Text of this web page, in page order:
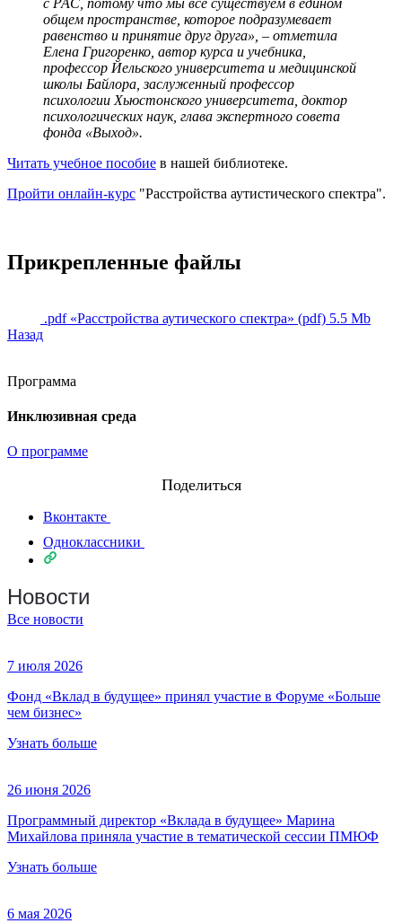
общем пространстве, которое подразумевает
равенство и принятие друг друга», – отметила
Елена Григоренко, автор курса и учебника,
профессор Йельского университета и медицинской
школы Байлора, заслуженный профессор
психологии Хьюстонского университета, доктор
психологических наук, глава экспертного совета
фонда «Выход».
Читать учебное пособие в нашей библиотеке.
Пройти онлайн-курс "Расстройства аутистического спектра".
Прикрепленные файлы
.pdf «Расстройства аутического спектра» (pdf) 5.5 Mb
Назад
Программа
Инклюзивная среда
О программе
Поделиться
Вконтакте
Одноклассники
Новости
Все новости
7 июля 2026
Фонд «Вклад в будущее» принял участие в Форуме «Больше
чем бизнес»
Узнать больше
26 июня 2026
Программный директор «Вклада в будущее» Марина
Михайлова приняла участие в тематической сессии ПМЮФ
Узнать больше
6 мая 2026